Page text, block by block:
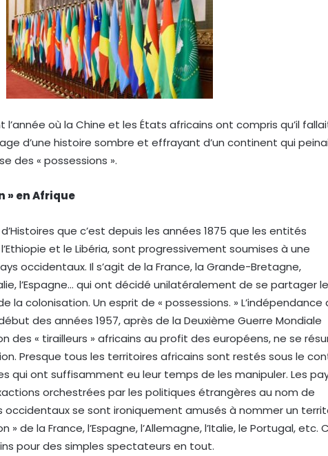
c
o
u
i
e
l
l’année où la Chine et les États africains ont compris qu’il
d’une histoire sombre et effrayant d’un continent qui
des « possessions ».
» en Afrique
que c’est depuis les années 1875 que les entités
et le Libéria, sont progressivement soumises à une
occidentaux. Il s’agit de la France, la Grande-Bretagne,
l’Espagne… qui ont décidé unilatéralement de se partager le
la colonisation. Un esprit de « possessions. » L’indépendance
des années 1957, après de la Deuxième Guerre Mondiale
des « tirailleurs » africains au profit des européens, ne se
Presque tous les territoires africains sont restés sous le
qui ont suffisamment eu leur temps de les manipuler. Les
orchestrées par les politiques étrangères au nom de
occidentaux se sont ironiquement amusés à nommer un
» de la France, l’Espagne, l’Allemagne, l’Italie, le Portugal, etc.
pour des simples spectateurs en tout.